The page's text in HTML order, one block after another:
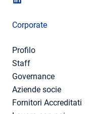
Corporate
Profilo
Staff
Governance
Aziende socie
Fornitori Accreditati